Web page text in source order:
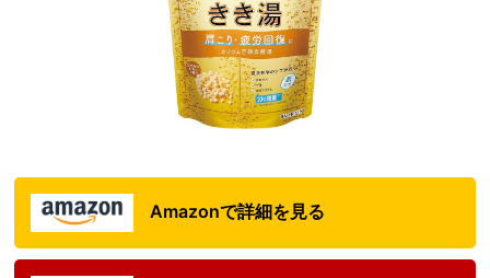
Amazonで詳細を見る